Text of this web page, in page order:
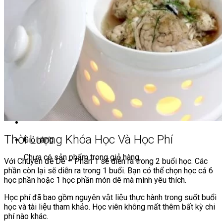
Đào Tạo Nghề
Văn Hóa Ẩm Thực Việt Nam
Sự Kiện Hướng Nghiệp Á Âu
Siêu Thị ĐVP Market
Chưa có sản phẩm trong giỏ hàng.
Giỏ hàng
Chưa có sản phẩm trong giỏ hàng.
Thời Lượng Khóa Học Và Học Phí
Với Chuyên đề Dê – Phần 1 sẽ diễn ra trong 2 buổi học. Các
phần còn lại sẽ diễn ra trong 1 buổi. Bạn có thể chọn học cả 6
học phần hoặc 1 học phần món dê mà mình yêu thích.
Học phí đã bao gồm nguyên vật liệu thực hành trong suốt buổi
học và tài liệu tham khảo. Học viên không mất thêm bất kỳ chi
phí nào khác.